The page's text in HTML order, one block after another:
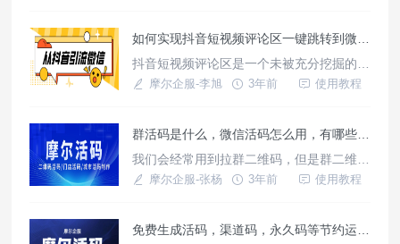
众多，光小宝这边和技术小姐姐手里要来的
资料就有好几款不同类型的微信付费入群模
抖音短视频评论区是一个未被充分挖掘的流
量洼地，一键跳转微信是通过评论区短连接
摩尔企服-李旭 3年前 使用教程
我们会经常用到拉群二维码，但是群二维码
存在7天失效的问题，如不能及时维护，会
摩尔企服-张杨 3年前 使用教程